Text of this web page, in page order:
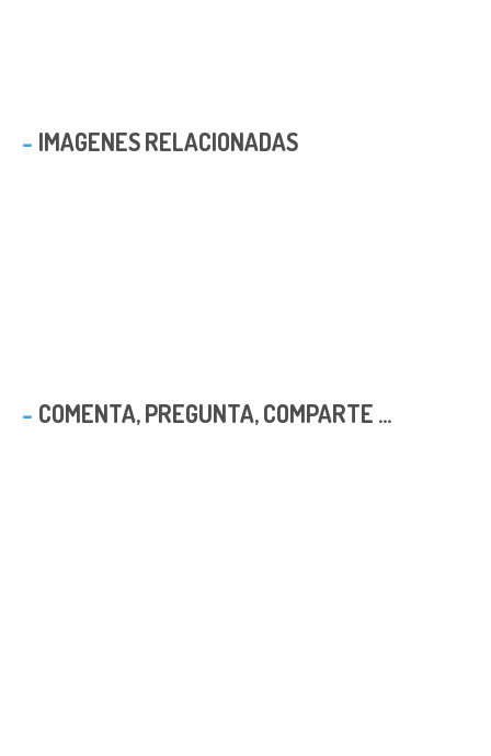
IMAGENES RELACIONADAS
COMENTA, PREGUNTA, COMPARTE ...